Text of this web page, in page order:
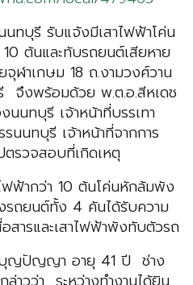
นทบุรี รับแจ้งมีเสาไฟฟ้าโค่น
ต้นและทับรถยนต์เสียหาย
ฬาเกษม 18 ถ.งามวงศ์วาน
จึงพร้อมด้วย พ.ต.อ.สีหเดช
นทบุรี เจ้าหน้าที่บรรเทา
นนทบุรี เจ้าหน้าที่จากการ
รวจสอบที่เกิดเหตุ
ฟฟ้ากว่า 10 ต้นโค่นหักล้มพัง
ถยนต์ทั้ง 4 คันได้รับความ
สารและเสาไฟฟ้าพังทับตัวรถ
บุญปัญญา อายุ 41 ปี ช่าง